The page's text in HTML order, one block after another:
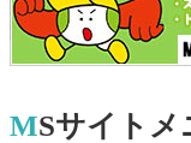
MSサイト